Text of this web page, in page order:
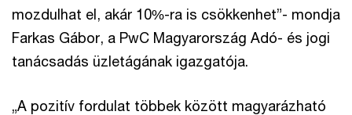
mozdulhat el, akár 10%-ra is csökkenhet”- mondja
Farkas Gábor, a PwC Magyarország Adó- és jogi
tanácsadás üzletágának igazgatója.
„A pozitív fordulat többek között magyarázható